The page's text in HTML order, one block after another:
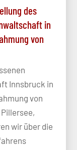
des
in
von
Innsbruck in
von
wir über die